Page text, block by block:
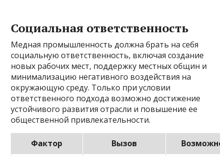
Социальная ответственность
Медная промышленность должна брать на себя
социальную ответственность, включая создание
новых рабочих мест, поддержку местных общин и
минимализацию негативного воздействия на
окружающую среду. Только при условии
ответственного подхода возможно достижение
устойчивого развития отрасли и повышение ее
общественной привлекательности.
Фактор Вызов